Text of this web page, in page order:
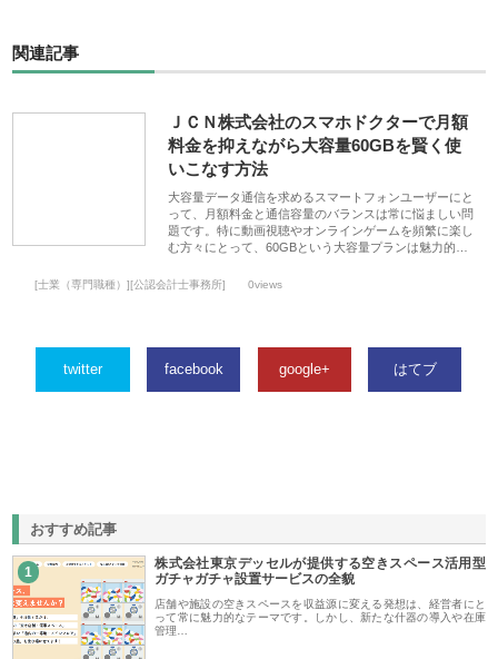
関連記事
ＪＣＮ株式会社のスマホドクターで月額
料金を抑えながら大容量60GBを賢く使
いこなす方法
大容量データ通信を求めるスマートフォンユーザーにと
って、月額料金と通信容量のバランスは常に悩ましい問
題です。特に動画視聴やオンラインゲームを頻繁に楽し
む方々にとって、60GBという大容量プランは魅力的…
[士業（専門職種）][公認会計士事務所] 0views
twitter facebook google+ はてブ
おすすめ記事
1
株式会社東京デッセルが提供する空きスペース活用型
ガチャガチャ設置サービスの全貌
店舗や施設の空きスペースを収益源に変える発想は、経営者にと
って常に魅力的なテーマです。しかし、新たな什器の導入や在庫
管理…